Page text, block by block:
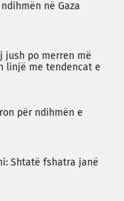
në Gaza
jush po merren më
linjë me tendencat e
për ndihmën e
Shtatë fshatra janë